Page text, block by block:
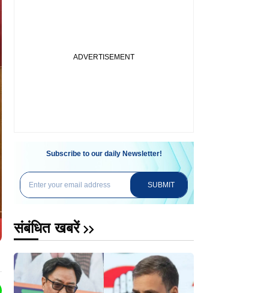
Subscribe to our daily Newsletter!
SUBMIT
संबंधित खबरें